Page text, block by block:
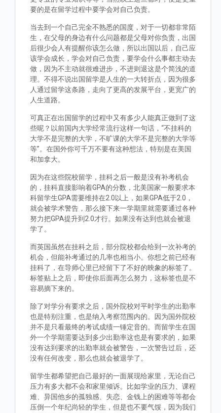
要的是在留学过程中要学会对自己负责。
当去到一个自己完全不熟悉的国度，对于一切都非常陌
生，在父母的身边有什么问题都是父母对你负责，出国
后很少会人有提醒你该怎么做，所以出国以后，自己应
该学会成长，学会对自己负责，要学会什么事都主动去
做，因为不主动就很难进步，不进则退这是个简浅的道
理。不得不说出国留学是人生的一大转折点，因为很多
人通过留学这条路，走向了更高的发展平台，更宽广的
人生道路。
可真正在出国留学的过程中又有多少人能真正做到了这
些呢？以前国内大学经常流行这样一句话，“不挂科的
大学不是完整的大学，不旷课的大学不是完整的大学等
等”。在国外你可千万不要有这种想法，特别是在美国
和加拿大。
因为在这些院校留学，挂科之后一般是没有补考机会
的，挂科直接影响着GPA的分数，北美国家一般要求本
科留学生GPA需要维持在2.0以上，如果GPA低于2.0，
就会被学术警告，那么接下来一学期里就需要通过各种
努力把GPA提升到2.0才行。如果没有达到也就会被退
学了。
而英国虽然在挂科之后，部分院校都会给到一次补考的
机会，但能补考通过的几率也相当小。你想之前已经有
挂科了，在导师心里已经留下了不好的映象的标签了。
标签贴上之后，即使你后面再怎么努力，这标签也是不
容易摘下来的。
除了对学分有要求之后，国外院校对平时学生的出勤率
也是特别注重，也是纳入考察范围内的。因为国外院校
并不是只看最终的考试成绩一锤定音的。而留学生在国
外一个学期需要达到多少出勤率这也是有要求的，如果
没有达到要求的出勤率就会被警告，一次警告过后，还
没有任何改变，那么也就会被退学了。
留学生都希望把自己最好的一面展现给家里，无论自己
压力有多大都不会和家里倾诉。比如学业的压力、课程
难、异国他乡的孤独感、失恋、金钱上的困难等等都会
压倒一个年纪尚轻的学生，但是也不要气馁，因为我们